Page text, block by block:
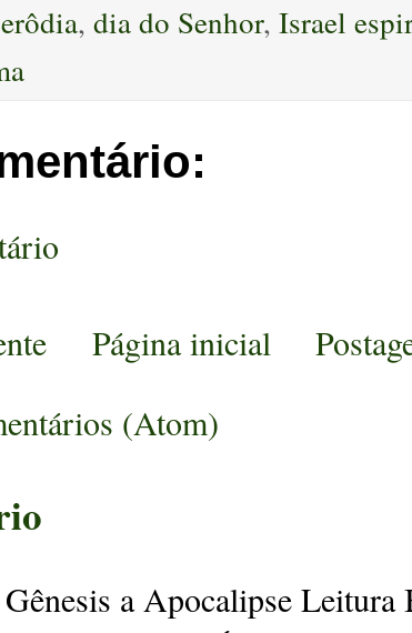
, dia do Senhor, Israel
Página inicial
(Atom)
a Apocalipse Leitura